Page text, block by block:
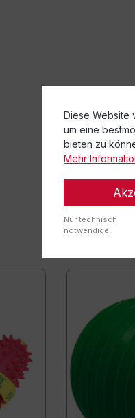
Diese Website
um eine
bieten zu
Mehr
Nur technisch
notwendige